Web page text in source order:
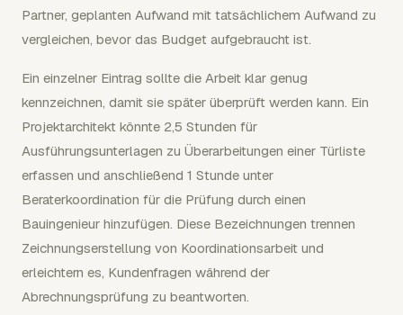
Partner, geplanten Aufwand mit tatsächlichem Aufwand zu
vergleichen, bevor das Budget aufgebraucht ist.
Ein einzelner Eintrag sollte die Arbeit klar genug
kennzeichnen, damit sie später überprüft werden kann. Ein
Projektarchitekt könnte 2,5 Stunden für
Ausführungsunterlagen zu Überarbeitungen einer Türliste
erfassen und anschließend 1 Stunde unter
Beraterkoordination für die Prüfung durch einen
Bauingenieur hinzufügen. Diese Bezeichnungen trennen
Zeichnungserstellung von Koordinationsarbeit und
erleichtern es, Kundenfragen während der
Abrechnungsprüfung zu beantworten.